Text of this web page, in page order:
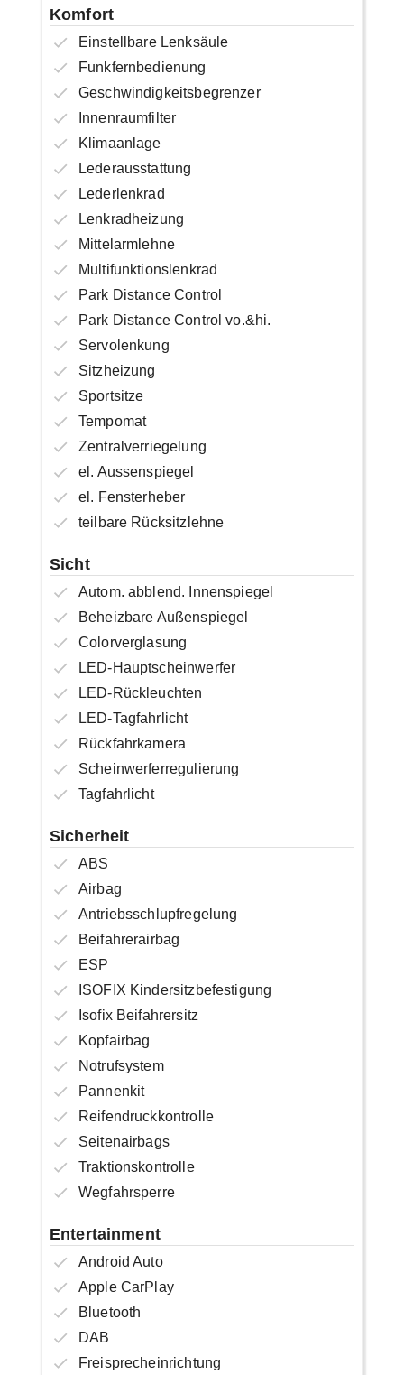
Komfort
Einstellbare Lenksäule
Funkfernbedienung
Geschwindigkeitsbegrenzer
Innenraumfilter
Klimaanlage
Lederausstattung
Lederlenkrad
Lenkradheizung
Mittelarmlehne
Multifunktionslenkrad
Park Distance Control
Park Distance Control vo.&hi.
Servolenkung
Sitzheizung
Sportsitze
Tempomat
Zentralverriegelung
el. Aussenspiegel
el. Fensterheber
teilbare Rücksitzlehne
Sicht
Autom. abblend. Innenspiegel
Beheizbare Außenspiegel
Colorverglasung
LED-Hauptscheinwerfer
LED-Rückleuchten
LED-Tagfahrlicht
Rückfahrkamera
Scheinwerferregulierung
Tagfahrlicht
Sicherheit
ABS
Airbag
Antriebsschlupfregelung
Beifahrerairbag
ESP
ISOFIX Kindersitzbefestigung
Isofix Beifahrersitz
Kopfairbag
Notrufsystem
Pannenkit
Reifendruckkontrolle
Seitenairbags
Traktionskontrolle
Wegfahrsperre
Entertainment
Android Auto
Apple CarPlay
Bluetooth
DAB
Freisprecheinrichtung